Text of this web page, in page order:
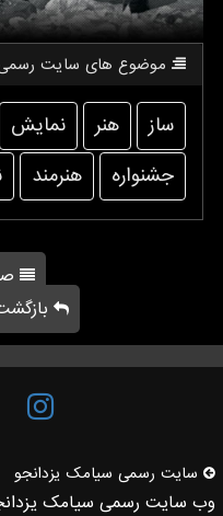
موضوع های سایت
ساز هنر نمایش
جشنواره
هنرمند
سایت رسمی سیامك یزدانجو
وب سایت رسمی سیامک